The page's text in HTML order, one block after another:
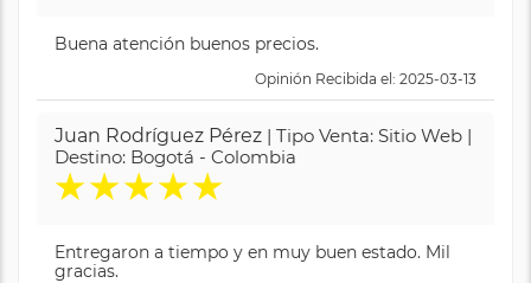
Buena atención buenos precios.
Opinión Recibida el: 2025-03-13
Juan Rodríguez Pérez | Tipo Venta: Sitio Web |
Destino: Bogotá - Colombia
★★★★★
Entregaron a tiempo y en muy buen estado. Mil
gracias.